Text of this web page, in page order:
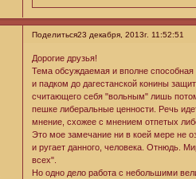
Поделиться23 декабря, 2013г. 11:52:51
Дорогие друзья!
Тема обсуждаемая и вполне
и падком до дагестанской конины
считающего себя "вольным" лишь
пешке либеральные ценности. Речь
мнение, схожее с мнением отпетых
Это мое замечание ни в коей мере не
и ругает данного, человека. Отнюдь.
всех".
Но одно дело работа с небольшими